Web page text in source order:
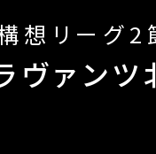
想リーグ2
ヴァン